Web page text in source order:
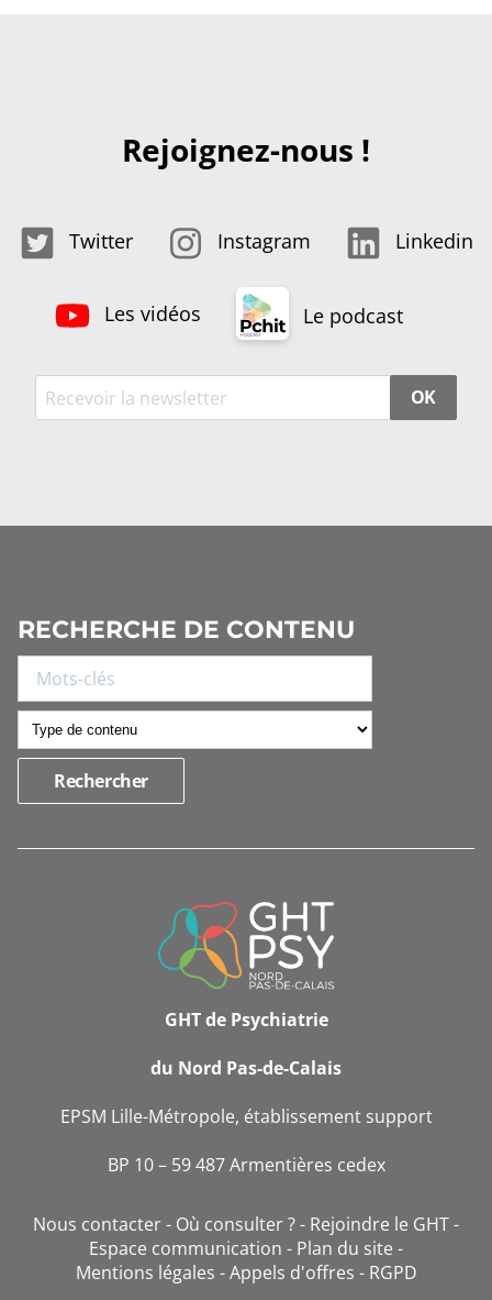
Rejoignez-nous !
Twitter Instagram Linkedin
Les vidéos Le podcast
OK
RECHERCHE DE CONTENU
INFORMATIONS
GHT de Psychiatrie
du Nord Pas-de-Calais
EPSM Lille-Métropole, établissement support
BP 10 – 59 487 Armentières cedex
Nous contacter Où consulter ?
Rejoindre le GHT
Espace communication
Plan du site
Mentions légales
Appels d'offres RGPD